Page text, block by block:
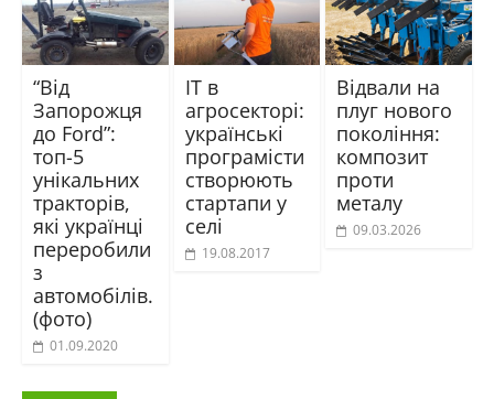
“Від
Запорожця
до Ford”:
топ-5
унікальних
тракторів,
які українці
переробили
з
автомобілів.
(фото)
01.09.2020
ІТ в
агросекторі:
українські
програмісти
створюють
стартапи у
селі
19.08.2017
Відвали на
плуг нового
покоління:
композит
проти
металу
09.03.2026